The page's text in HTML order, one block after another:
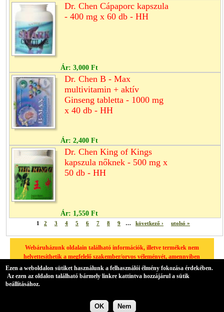
Dr. Chen Cápaporc kapszula
- 400 mg x 60 db - HH
Ár: 3,000 Ft
Dr. Chen B - Max
multivitamin + aktív
Ginseng tabletta - 1000 mg
x 40 db - HH
Ár: 2,400 Ft
Dr. Chen King of Kings
kapszula nőknek - 500 mg x
50 db - HH
Ár: 1,550 Ft
1 2 3 4 5 6 7 8 9 … következő › utolsó »
Webáruházunk oldalain található információk, illetve termékek nem
helyettesíthetik a megfelelő szakember/orvos véleményét, amennyiben
egészségügyi problémája van, kérjük minden esetben forduljon
háziorvosához.
A hátteret az Übercart biztosítja,
Ezen a weboldalon sütiket használunk a felhasználói élmény fokozása érdekében.
Az ezen az oldalon található bármely linkre kattintva hozzájárul a sütik
beállításához.
OK Nem